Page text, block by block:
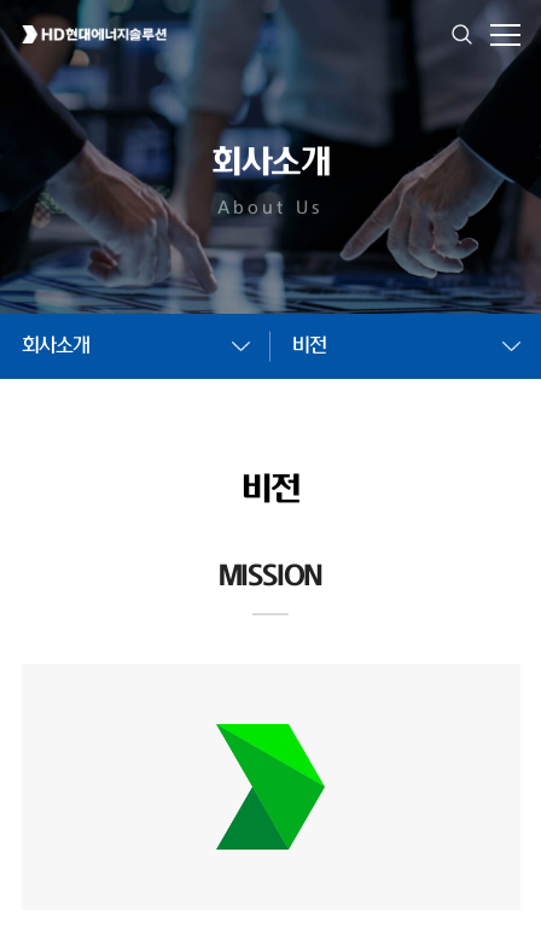
회사소개
About Us
회사소개 비전
비전
MISSION